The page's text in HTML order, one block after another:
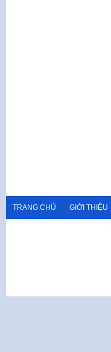
TRANG CHỦ GIỚI THIỆU